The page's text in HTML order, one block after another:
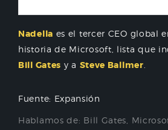
Nadella es el tercer CEO global
historia de Microsoft, lista que
Bill Gates y a Steve Ballmer
Fuente: Expansión
Hablamos de: Bill Gates